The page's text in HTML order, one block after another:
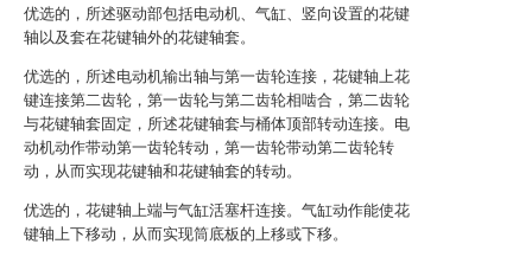
优选的，所述驱动部包括电动机、气缸、竖向设置的花键
轴以及套在花键轴外的花键轴套。
优选的，所述电动机输出轴与第一齿轮连接，花键轴上花
键连接第二齿轮，第一齿轮与第二齿轮相啮合，第二齿轮
与花键轴套固定，所述花键轴套与桶体顶部转动连接。电
动机动作带动第一齿轮转动，第一齿轮带动第二齿轮转
动，从而实现花键轴和花键轴套的转动。
优选的，花键轴上端与气缸活塞杆连接。气缸动作能使花
键轴上下移动，从而实现筒底板的上移或下移。